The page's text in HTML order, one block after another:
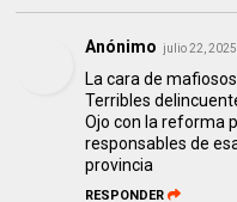
Anónimo julio 22, 2025
La cara de
Terribles
Ojo con la reforma
responsables de
provincia
RESPONDER